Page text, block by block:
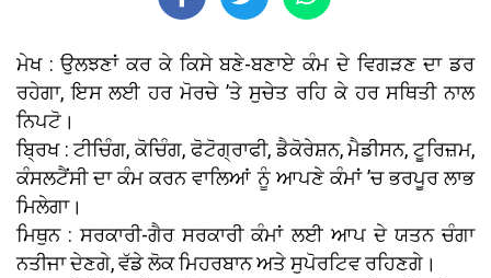
ਮੇਖ : ਉਲਝਣਾਂ ਕਰ ਕੇ ਕਿਸੇ ਬਣੇ-ਬਣਾਏ ਕੰਮ ਦੇ ਵਿਗੜਣ ਦਾ ਡਰ
ਰਹੇਗਾ, ਇਸ ਲਈ ਹਰ ਮੋਰਚੇ ’ਤੇ ਸੁਚੇਤ ਰਹਿ ਕੇ ਹਰ ਸਥਿਤੀ ਨਾਲ
ਨਿਪਟੋ।
ਬ੍ਰਿਖ : ਟੀਚਿੰਗ, ਕੋਚਿੰਗ, ਫੋਟੋਗ੍ਰਾਫੀ, ਡੈਕੋਰੇਸ਼ਨ, ਮੈਡੀਸਨ, ਟੂਰਿਜ਼ਮ,
ਕੰਸਲਟੈਂਸੀ ਦਾ ਕੰਮ ਕਰਨ ਵਾਲਿਆਂ ਨੂੰ ਆਪਣੇ ਕੰਮਾਂ ’ਚ ਭਰਪੂਰ ਲਾਭ
ਮਿਲੇਗਾ।
ਮਿਥੁਨ : ਸਰਕਾਰੀ-ਗੈਰ ਸਰਕਾਰੀ ਕੰਮਾਂ ਲਈ ਆਪ ਦੇ ਯਤਨ ਚੰਗਾ
ਨਤੀਜਾ ਦੇਣਗੇ, ਵੱਡੇ ਲੋਕ ਮਿਹਰਬਾਨ ਅਤੇ ਸੁਪੋਰਟਿਵ ਰਹਿਣਗੇ।